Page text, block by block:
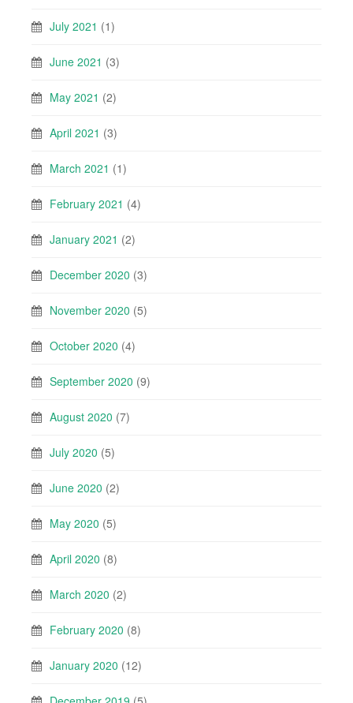
July 2021 (1)
June 2021 (3)
May 2021 (2)
April 2021 (3)
March 2021 (1)
February 2021 (4)
January 2021 (2)
December 2020 (3)
November 2020 (5)
October 2020 (4)
September 2020 (9)
August 2020 (7)
July 2020 (5)
June 2020 (2)
May 2020 (5)
April 2020 (8)
March 2020 (2)
February 2020 (8)
January 2020 (12)